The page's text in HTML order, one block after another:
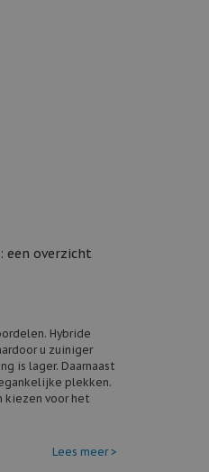
een overzicht
Hybride
u zuiniger
is lager. Daarnaast
plekken.
kiezen voor het
Lees meer >